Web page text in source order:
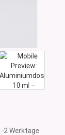
2 Werktage